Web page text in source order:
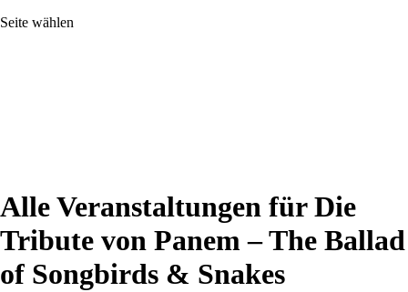
Seite wählen
Alle Veranstaltungen für Die
Tribute von Panem – The Ballad
of Songbirds & Snakes